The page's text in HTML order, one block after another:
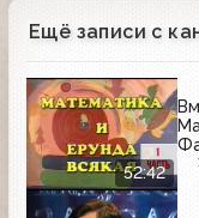
Ещё записи с
52:42